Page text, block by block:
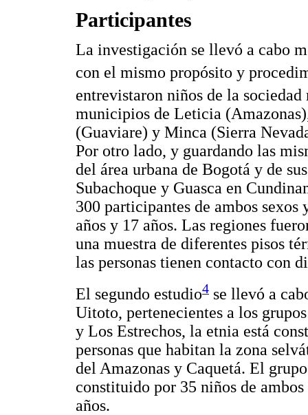
Participantes
La investigación se llevó a cabo
con el mismo propósito y
entrevistaron niños de la
municipios de Leticia
(Guaviare) y Minca (Sierra
Por otro lado, y guardando las
del área urbana de Bogotá y de
Subachoque y Guasca en
300 participantes de ambos
años y 17 años. Las regiones
una muestra de diferentes pisos
las personas tienen contacto con
El segundo estudio4 se llevó a
Uitoto, pertenecientes a los
y Los Estrechos, la etnia está
personas que habitan la zona
del Amazonas y Caquetá. El
constituido por 35 niños de
años.